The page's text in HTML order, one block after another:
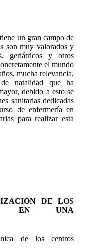
un gran campo de
son muy valorados y
geriátricos y otros
el mundo
mucha relevancia,
natalidad que ha
debido a esto se
sanitarias dedicadas
de enfermería en
para realizar esta
DE LOS
EN UNA
de los centros